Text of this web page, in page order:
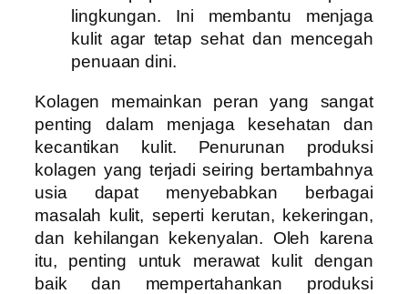
lingkungan. Ini membantu menjaga
kulit agar tetap sehat dan mencegah
penuaan dini.
Kolagen memainkan peran yang sangat
penting dalam menjaga kesehatan dan
kecantikan kulit. Penurunan produksi
kolagen yang terjadi seiring bertambahnya
usia dapat menyebabkan berbagai
masalah kulit, seperti kerutan, kekeringan,
dan kehilangan kekenyalan. Oleh karena
itu, penting untuk merawat kulit dengan
baik dan mempertahankan produksi